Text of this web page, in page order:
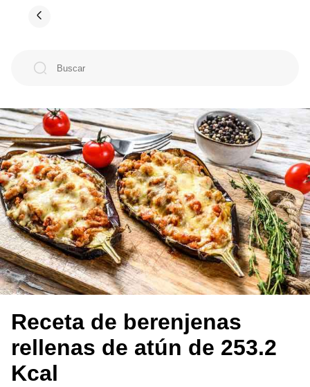
Receta de berenjenas
rellenas de atún de 253.2
Kcal